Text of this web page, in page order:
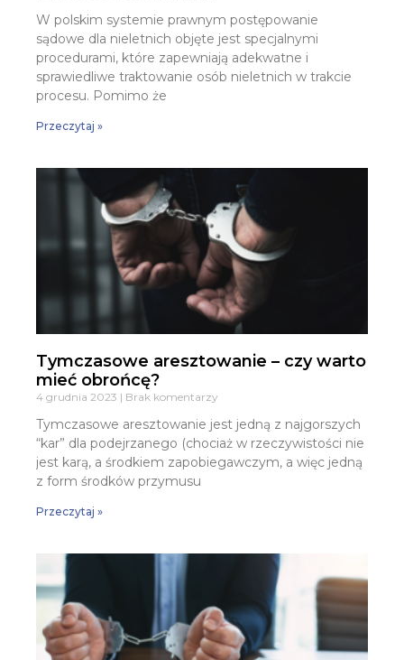
W polskim systemie prawnym postępowanie
sądowe dla nieletnich objęte jest specjalnymi
procedurami, które zapewniają adekwatne i
sprawiedliwe traktowanie osób nieletnich w trakcie
procesu. Pomimo że
Przeczytaj »
Tymczasowe aresztowanie – czy warto
mieć obrońcę?
4 grudnia 2023 Brak komentarzy
Tymczasowe aresztowanie jest jedną z najgorszych
“kar” dla podejrzanego (chociaż w rzeczywistości nie
jest karą, a środkiem zapobiegawczym, a więc jedną
z form środków przymusu
Przeczytaj »